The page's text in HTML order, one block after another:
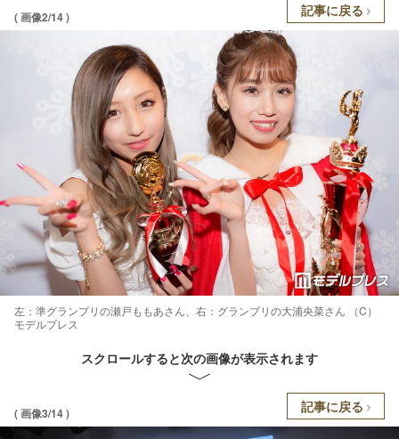
( 画像2/14 ) 記事に戻る
左：準グランプリの瀬戸ももあさん、右：グランプリの大浦央菜さん （C）
モデルプレス
スクロールすると次の画像が表示されます
( 画像3/14 ) 記事に戻る